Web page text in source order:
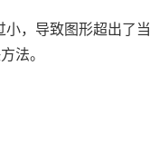
，导致图形超出了当
法。